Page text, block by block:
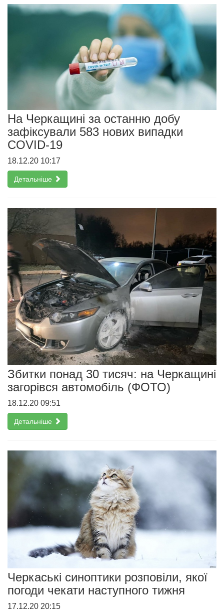
На Черкащині за останню добу
зафіксували 583 нових випадки
COVID-19
18.12.20 10:17
Детальніше
Збитки понад 30 тисяч: на Черкащині
загорівся автомобіль (ФОТО)
18.12.20 09:51
Детальніше
Черкаські синоптики розповіли, якої
погоди чекати наступного тижня
17.12.20 20:15